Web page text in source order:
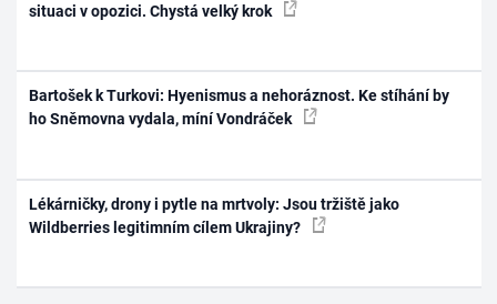
situaci v opozici. Chystá velký krok
Bartošek k Turkovi: Hyenismus a nehoráznost. Ke stíhání by
ho Sněmovna vydala, míní Vondráček
Lékárničky, drony i pytle na mrtvoly: Jsou tržiště jako
Wildberries legitimním cílem Ukrajiny?